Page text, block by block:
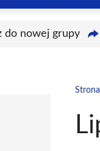
do nowej grupy